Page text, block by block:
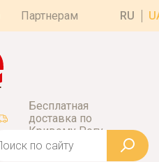
Партнерам RU
Бесплатная
доставка по
Кривому Рогу